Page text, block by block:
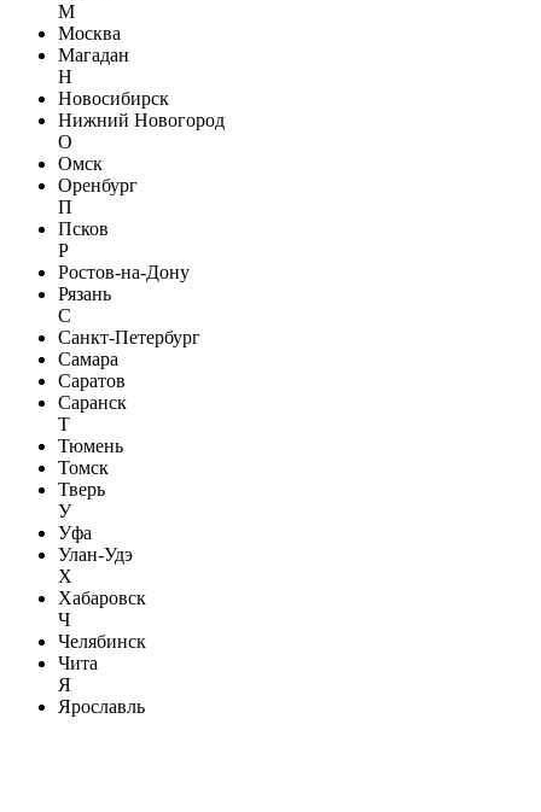
М
Москва
Магадан
Н
Новосибирск
Нижний Новогород
О
Омск
Оренбург
П
Псков
Р
Ростов-на-Дону
Рязань
С
Санкт-Петербург
Самара
Саратов
Саранск
Т
Тюмень
Томск
Тверь
У
Уфа
Улан-Удэ
Х
Хабаровск
Ч
Челябинск
Чита
Я
Ярославль